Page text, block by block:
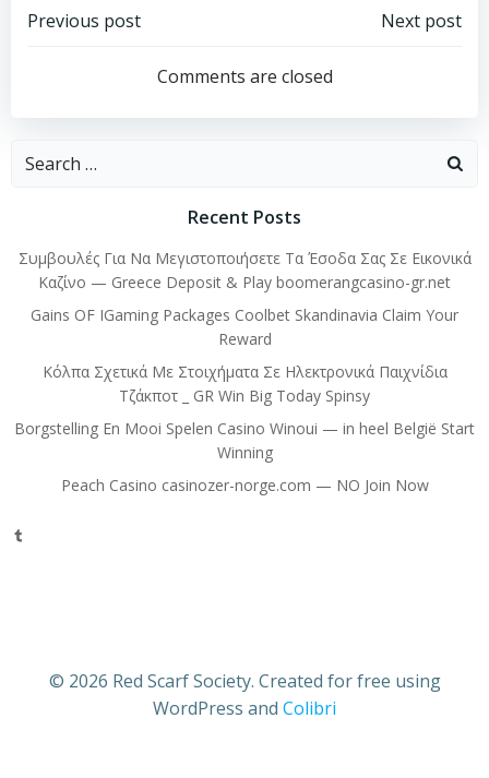
Post
navigation
Previous post
navigation
Next post
Comments are closed
Search
Recent Posts
Συμβουλές Για Να Μεγιστοποιήσετε Τα Έσοδα Σας Σε Εικονικά
Καζίνο — Greece Deposit & Play boomerangcasino-gr.net
Gains OF IGaming Packages Coolbet Skandinavia Claim Your
Reward
Κόλπα Σχετικά Με Στοιχήματα Σε Ηλεκτρονικά Παιχνίδια
Τζάκποτ _ GR Win Big Today Spinsy
Borgstelling En Mooi Spelen Casino Winoui — in heel België Start
Winning
Peach Casino casinozer-norge.com — NO Join Now
Tumblr
© 2026 Red Scarf Society. Created for free using
WordPress and Colibri